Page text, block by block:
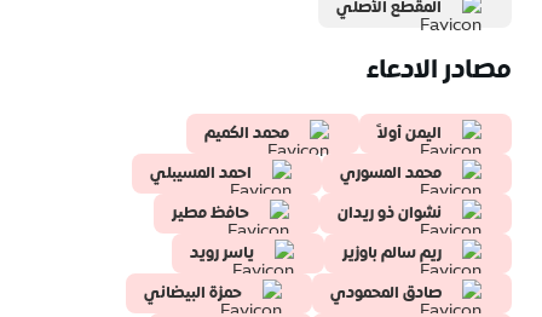
المقطع الأصلي
مصادر الادعاء
اليمن أولاً
محمد الكميم
محمد المسوري
احمد المسيبلي
نشوان ذو ريدان
حافظ مطير
ريم سالم باوزير
ياسر رويد
صادق المحمودي
حمزة البيضاني